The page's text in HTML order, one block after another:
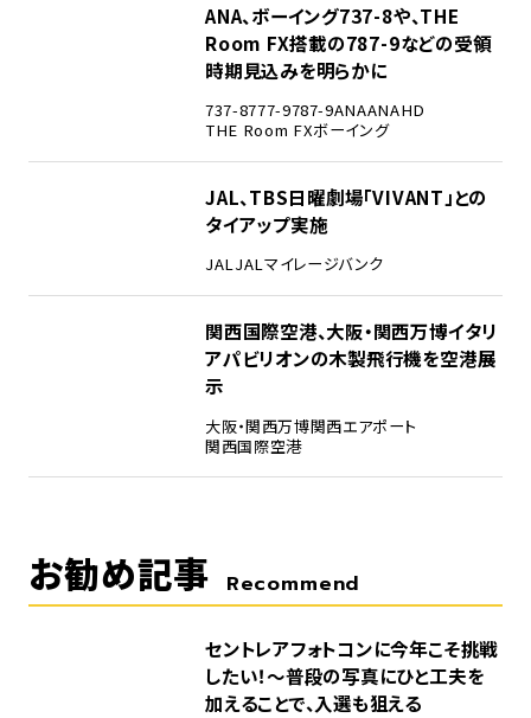
ANA、ボーイング737-8や、THE
Room FX搭載の787-9などの受領
時期見込みを明らかに
737-8777-9787-9ANAANAHD
THE Room FXボーイング
JAL、TBS日曜劇場「VIVANT」との
タイアップ実施
JALJALマイレージバンク
関西国際空港、大阪・関西万博イタリ
アパビリオンの木製飛行機を空港展
示
大阪・関西万博関西エアポート
関西国際空港
お勧め記事 Recommend
セントレアフォトコンに今年こそ挑戦
したい！～普段の写真にひと工夫を
加えることで、入選も狙える